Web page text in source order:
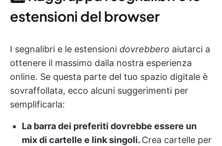
estensioni del browser
I segnalibri e le estensioni dovrebbero aiutarci a
ottenere il massimo dalla nostra esperienza
online. Se questa parte del tuo spazio digitale è
sovraffollata, ecco alcuni suggerimenti per
semplificarla:
La barra dei preferiti dovrebbe essere un
mix di cartelle e link singoli. Crea cartelle per